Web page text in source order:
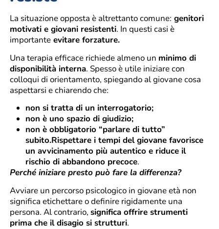
La situazione opposta è altrettanto comune: genitori
motivati e giovani resistenti. In questi casi è
importante evitare forzature.
Una terapia efficace richiede almeno un minimo di
disponibilità interna. Spesso è utile iniziare con
colloqui di orientamento, spiegando al giovane cosa
aspettarsi e chiarendo che:
non si tratta di un interrogatorio;
non è uno spazio di giudizio;
non è obbligatorio “parlare di tutto”
subito.Rispettare i tempi del giovane favorisce
un avvicinamento più autentico e riduce il
rischio di abbandono precoce.
Perché iniziare presto può fare la differenza?
Avviare un percorso psicologico in giovane età non
significa etichettare o definire rigidamente una
persona. Al contrario, significa offrire strumenti
prima che il disagio si strutturi.